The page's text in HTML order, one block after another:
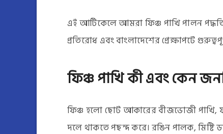
এই আর্টিকেলে আমরা ফিঞ্চ পাখি পালন
প্রতিরোধ এবং বাংলাদেশের প্রেক্ষাপটে
ফিঞ্চ পাখি কী এবং কেন
ফিঞ্চ হলো ছোট আকারের বীজভোজী পাখি,
দলে থাকতে পছন্দ করে। রঙিন পালক,